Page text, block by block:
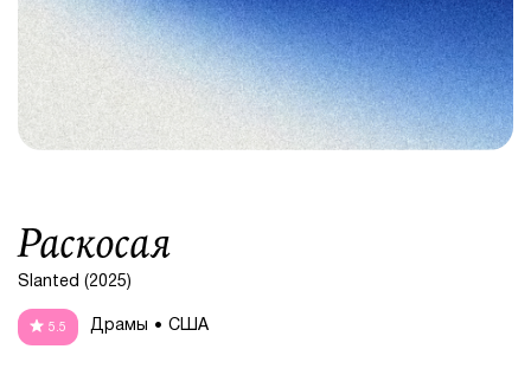
Раскосая
Slanted (2025)
5.5 Драмы США